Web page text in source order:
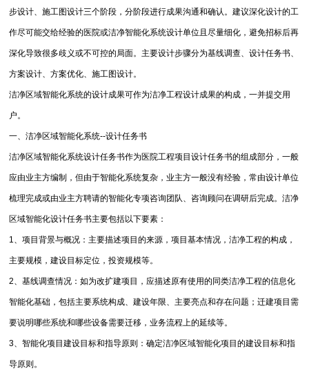
步设计、施工图设计三个阶段，分阶段进行成果沟通和确认。建议深化设计的工
作尽可能交给经验的医院或洁净智能化系统设计单位且尽量细化，避免招标后再
深化导致很多歧义或不可控的局面。主要设计步骤分为基线调查、设计任务书、
方案设计、方案优化、施工图设计。
洁净区域智能化系统的设计成果可作为洁净工程设计成果的构成，一并提交用
户。
一、洁净区域智能化系统--设计任务书
洁净区域智能化系统设计任务书作为医院工程项目设计任务书的组成部分，一般
应由业主方编制，但由于智能化系统复杂，业主方一般没有经验，常由设计单位
梳理完成或由业主方聘请的智能化专项咨询团队、咨询顾问在调研后完成。洁净
区域智能化设计任务书主要包括以下要素：
1、项目背景与概况：主要描述项目的来源，项目基本情况，洁净工程的构成，
主要规模，建设目标定位，投资规模等。
2、基线调查情况：如为改扩建项目，应描述原有使用的同类洁净工程的信息化
智能化基础，包括主要系统构成、建设年限、主要亮点和存在问题；迁建项目需
要说明哪些系统和哪些设备需要迁移，业务流程上的延续等。
3、智能化项目建设目标和指导原则：确定洁净区域智能化项目的建设目标和指
导原则。